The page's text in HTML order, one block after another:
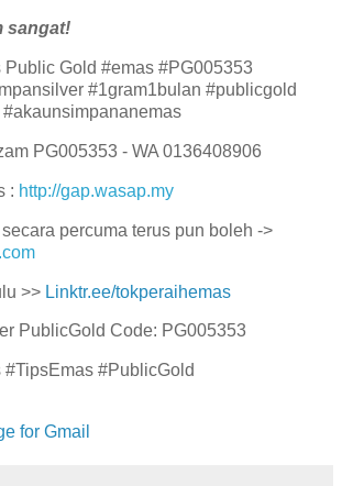
sangat!
Gold #emas #PG005353
#1gram1bulan #publicgold
PG005353 - WA 0136408906
: http://gap.wasap.my
percuma terus pun boleh ->
>> Linktr.ee/tokperaihemas
PublicGold Code: PG005353
#PublicGold
for Gmail